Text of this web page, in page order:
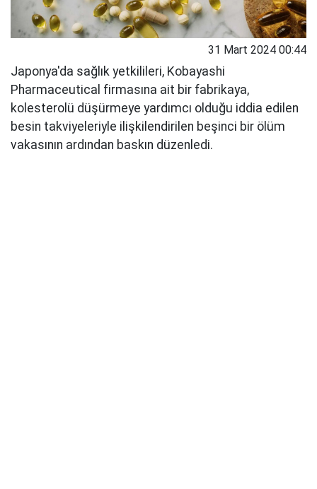
31 Mart 2024 00:44
Japonya'da sağlık yetkilileri, Kobayashi
Pharmaceutical firmasına ait bir fabrikaya,
kolesterolü düşürmeye yardımcı olduğu iddia edilen
besin takviyeleriyle ilişkilendirilen beşinci bir ölüm
vakasının ardından baskın düzenledi.